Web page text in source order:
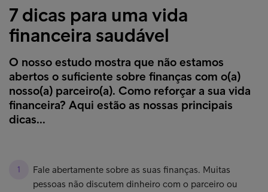
7 dicas para uma vida
financeira saudável
O nosso estudo mostra que não estamos
abertos o suficiente sobre finanças com o(a)
nosso(a) parceiro(a). Como reforçar a sua vida
financeira? Aqui estão as nossas principais
dicas...
Fale abertamente sobre as suas finanças. Muitas
pessoas não discutem dinheiro com o parceiro ou